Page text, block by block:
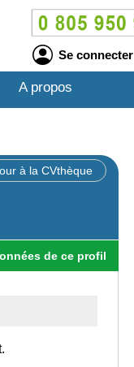
Se connecter
A propos
à la CVthèque
de ce profil